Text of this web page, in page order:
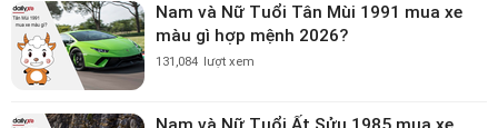
Nam và Nữ Tuổi Tân Mùi 1991 mua xe
màu gì hợp mệnh 2026?
131,084 lượt xem